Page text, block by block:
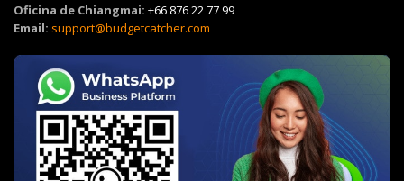
Oficina de Chiangmai: +66 876 22 77 99
Email: support@budgetcatcher.com